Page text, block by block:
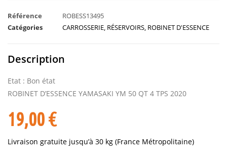
Référence
ROBESS13495
Catégories
CARROSSERIE RÉSERVOIRS ROBINET D'ESSENCE
Description
Etat : Bon état
ROBINET D’ESSENCE YAMASAKI YM 50 QT 4 TPS 2020
19,00€
Livraison gratuite jusqu’à 30 kg (France Métropolitaine)